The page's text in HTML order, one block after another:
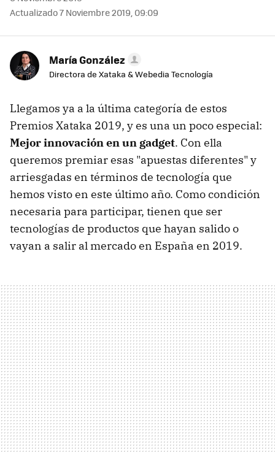
Actualizado 7 Noviembre 2019, 09:09
María González
Directora de Xataka & Webedia Tecnología
Llegamos ya a la última categoría de estos
Premios Xataka 2019, y es una un poco especial:
Mejor innovación en un gadget. Con ella
queremos premiar esas "apuestas diferentes" y
arriesgadas en términos de tecnología que
hemos visto en este último año. Como condición
necesaria para participar, tienen que ser
tecnologías de productos que hayan salido o
vayan a salir al mercado en España en 2019.